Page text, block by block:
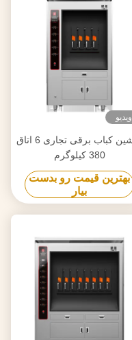
ویدیو
ماشین کباب برقی تجاری 6 اتاق
380 کیلوگرم
بهترین قیمت رو بدست
بیار